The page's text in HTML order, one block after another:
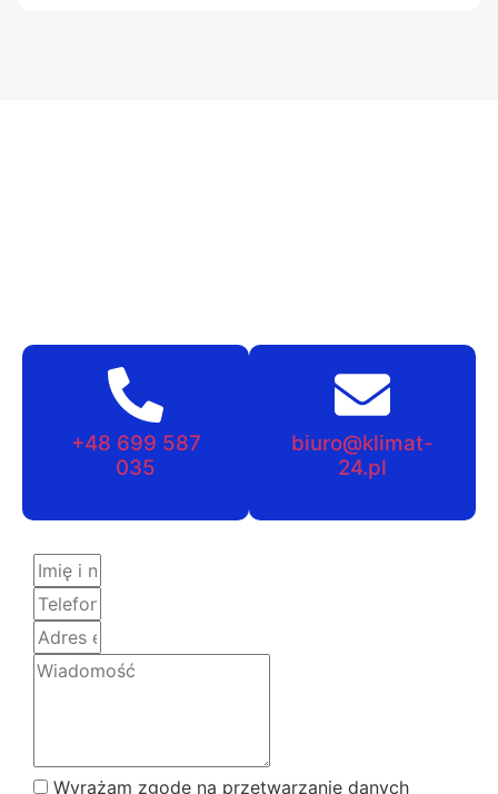
+48 699 587
035
biuro@klimat-
24.pl
Wyrażam zgodę na przetwarzanie danych